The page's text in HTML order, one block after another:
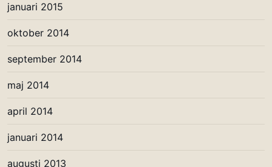
januari 2015
oktober 2014
september 2014
maj 2014
april 2014
januari 2014
augusti 2013